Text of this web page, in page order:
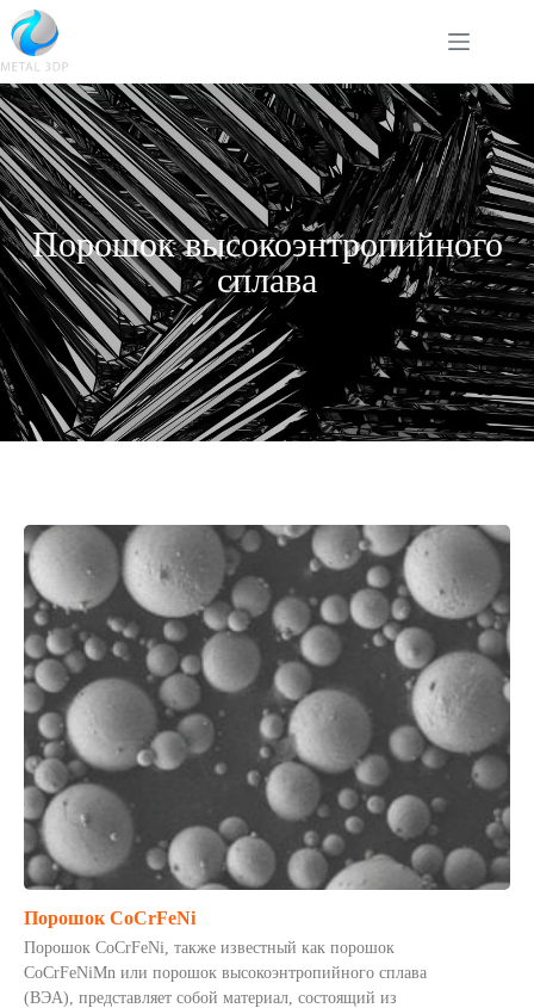
Порошок высокоэнтропийного
сплава
Порошок CoCrFeNi
Порошок CoCrFeNi, также известный как порошок
CoCrFeNiMn или порошок высокоэнтропийного сплава
(ВЭА), представляет собой материал, состоящий из